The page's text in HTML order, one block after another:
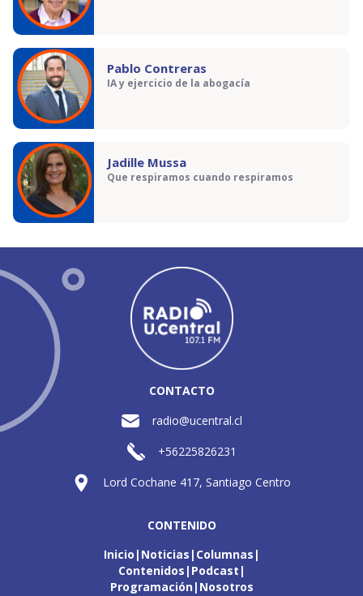
Pablo Contreras
IA y ejercicio de la abogacía
Jadille Mussa
Que respiramos cuando respiramos
CONTACTO
radio@ucentral.cl
+56225826231
Lord Cochane 417, Santiago Centro
CONTENIDO
Inicio Noticias Columnas
Contenidos Podcast
Programación Nosotros